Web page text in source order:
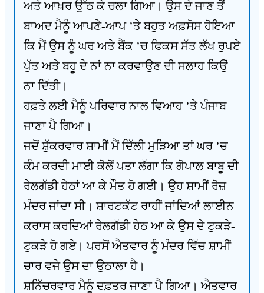
ਅਤੇ ਆਖ਼ਰ ਉੱਠ ਕੇ ਚਲਾ ਗਿਆ। ਉਸ ਦੇ ਜਾਣ ਤੋਂ
ਬਾਅਦ ਮੈਨੂੰ ਆਪਣੇ-ਆਪ ’ਤੇ ਬਹੁਤ ਅਫ਼ਸੋਸ ਹੋਇਆ
ਕਿ ਮੈਂ ਉਸ ਨੂੰ ਘਰ ਅਤੇ ਬੈਂਕ ’ਚ ਫਿਕਸ ਸੱਤ ਲੱਖ ਰੁਪਏ
ਪੁੱਤ ਅਤੇ ਬਹੂ ਦੇ ਨਾਂ ਨਾ ਕਰਵਾਉਣ ਦੀ ਸਲਾਹ ਕਿਉਂ
ਨਾ ਦਿੱਤੀ।
ਹਫ਼ਤੇ ਲਈ ਮੈਨੂੰ ਪਰਿਵਾਰ ਨਾਲ ਵਿਆਹ ’ਤੇ ਪੰਜਾਬ
ਜਾਣਾ ਪੈ ਗਿਆ।
ਜਦੋਂ ਸ਼ੁੱਕਰਵਾਰ ਸ਼ਾਮੀਂ ਮੈਂ ਦਿੱਲੀ ਮੁੜਿਆ ਤਾਂ ਘਰ ’ਚ
ਕੰਮ ਕਰਦੀ ਮਾਈ ਕੋਲੋਂ ਪਤਾ ਲੱਗਾ ਕਿ ਗੋਪਾਲ ਬਾਬੂ ਦੀ
ਰੇਲਗੱਡੀ ਹੇਠਾਂ ਆ ਕੇ ਮੌਤ ਹੋ ਗਈ। ਉਹ ਸ਼ਾਮੀਂ ਰੋਜ਼
ਮੰਦਰ ਜਾਂਦਾ ਸੀ। ਸ਼ਾਰਟਕੱਟ ਰਾਹੀਂ ਜਾਂਦਿਆਂ ਲਾਈਨ
ਕਰਾਸ ਕਰਦਿਆਂ ਰੇਲਗੱਡੀ ਹੇਠ ਆ ਕੇ ਉਸ ਦੇ ਟੁਕੜੇ-
ਟੁਕੜੇ ਹੋ ਗਏ। ਪਰਸੋਂ ਐਤਵਾਰ ਨੂੰ ਮੰਦਰ ਵਿੱਚ ਸ਼ਾਮੀਂ
ਚਾਰ ਵਜੇ ਉਸ ਦਾ ਉਠਾਲਾ ਹੈ।
ਸ਼ਨਿੱਚਰਵਾਰ ਮੈਨੂੰ ਦਫ਼ਤਰ ਜਾਣਾ ਪੈ ਗਿਆ। ਐਤਵਾਰ